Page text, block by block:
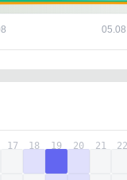
05.08
17 18 19 20 21 22